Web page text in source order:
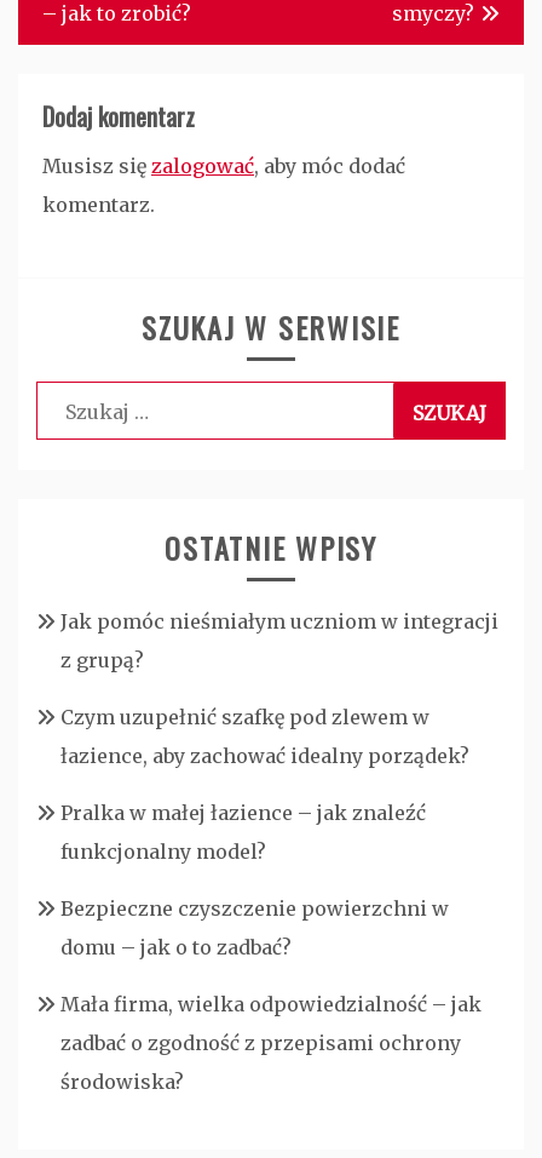
– jak to zrobić?
smyczy?
Dodaj komentarz
Musisz się zalogować, aby móc dodać
komentarz.
SZUKAJ W SERWISIE
Szukaj:
OSTATNIE WPISY
Jak pomóc nieśmiałym uczniom w integracji
z grupą?
Czym uzupełnić szafkę pod zlewem w
łazience, aby zachować idealny porządek?
Pralka w małej łazience – jak znaleźć
funkcjonalny model?
Bezpieczne czyszczenie powierzchni w
domu – jak o to zadbać?
Mała firma, wielka odpowiedzialność – jak
zadbać o zgodność z przepisami ochrony
środowiska?